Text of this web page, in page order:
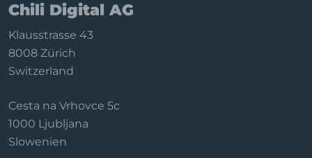
Abonnement
Datenschutz & Deinstallation
Chili Digital AG
Klausstrasse 43
8008 Zürich
Switzerland
Cesta na Vrhovce 5c
1000 Ljubljana
Slowenien